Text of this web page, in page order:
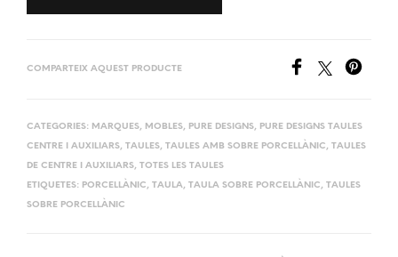
COMPARTEIX AQUEST PRODUCTE
CATEGORIES: MARQUES, MOBLES, PURE DESIGNS, PURE DESIGNS TAULES
CENTRE I AUXILIARS, TAULES, TAULES AMB SOBRE PORCELLÀNIC, TAULES
DE CENTRE I AUXILIARS, TOTES LES TAULES
ETIQUETES: PORCELLÀNIC, TAULA, TAULA SOBRE PORCELLÀNIC, TAULES
SOBRE PORCELLÀNIC